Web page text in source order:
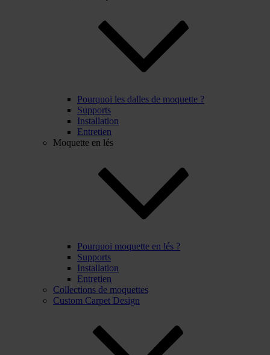
Pourquoi les dalles de moquette ?
Supports
Installation
Entretien
Moquette en lés
Pourquoi moquette en lés ?
Supports
Installation
Entretien
Collections de moquettes
Custom Carpet Design